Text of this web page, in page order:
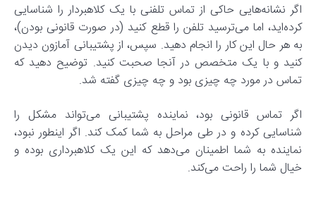
اگر نشانه‌هایی حاکی از تماس تلفنی با یک کلاهبردار را شناسایی
کرده‌اید، اما می‌ترسید تلفن را قطع کنید (در صورت قانونی بودن)،
به هر حال این کار را انجام دهید. سپس، از پشتیبانی آمازون دیدن
کنید و با یک متخصص در آنجا صحبت کنید. توضیح دهید که
تماس در مورد چه چیزی بود و چه چیزی گفته شد.
اگر تماس قانونی بود، نماینده پشتیبانی می‌تواند مشکل را
شناسایی کرده و در طی مراحل به شما کمک کند. اگر اینطور نبود،
نماینده به شما اطمینان می‌دهد که این یک کلاهبرداری بوده و
خیال شما را راحت می‌کند.